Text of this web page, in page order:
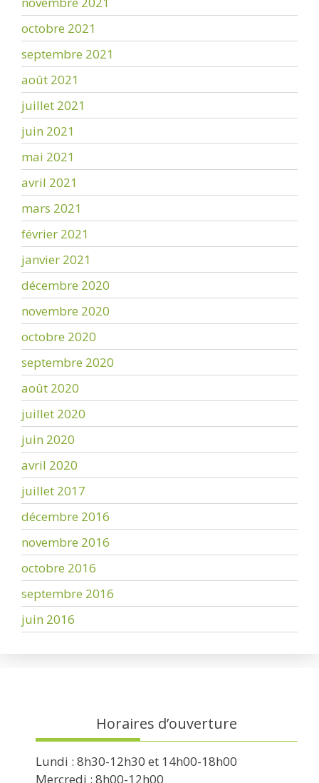
octobre 2021
septembre 2021
août 2021
juillet 2021
juin 2021
mai 2021
avril 2021
mars 2021
février 2021
janvier 2021
décembre 2020
novembre 2020
octobre 2020
septembre 2020
août 2020
juillet 2020
juin 2020
avril 2020
juillet 2017
décembre 2016
novembre 2016
octobre 2016
septembre 2016
juin 2016
Horaires d’ouverture
Lundi : 8h30-12h30 et 14h00-18h00
Mercredi : 8h00-12h00